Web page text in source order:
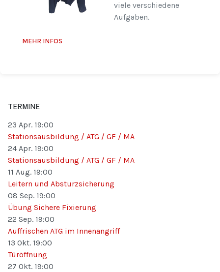
viele verschiedene
Aufgaben.
MEHR INFOS
TERMINE
23 Apr. 19:00
Stationsausbildung / ATG / GF / MA
24 Apr. 19:00
Stationsausbildung / ATG / GF / MA
11 Aug. 19:00
Leitern und Absturzsicherung
08 Sep. 19:00
Übung Sichere Fixierung
22 Sep. 19:00
Auffrischen ATG im Innenangriff
13 Okt. 19:00
Türöffnung
27 Okt. 19:00